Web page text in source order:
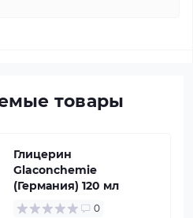
товары
Глицерин
Glaconchemie
(Германия) 120 мл
0